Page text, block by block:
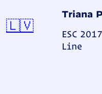
Triana
ESC 2017
Line
🇱🇻Lettland